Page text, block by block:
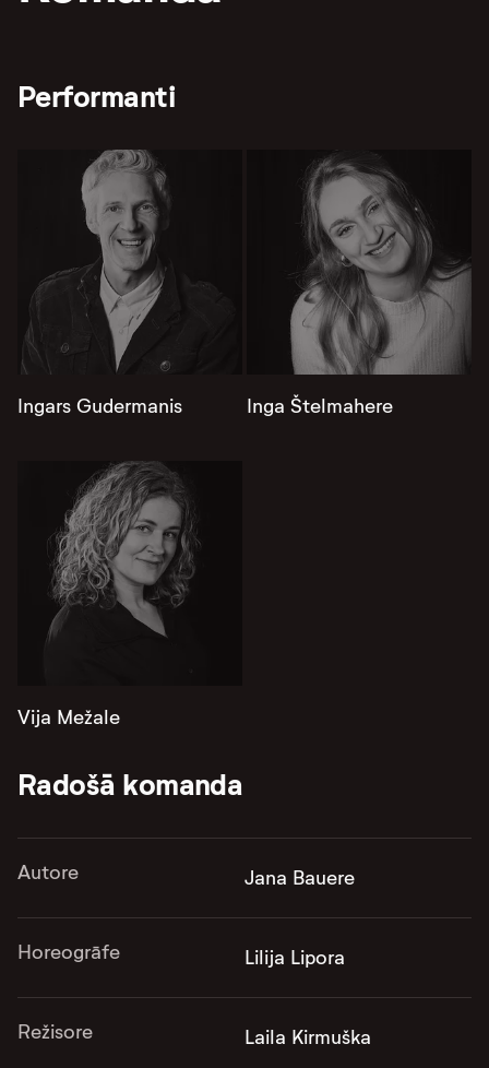
Performanti
Ingars Gudermanis Inga Štelmahere
Vija Mežale
Radošā komanda
Autore Jana Bauere
Horeogrāfe Lilija Lipora
Režisore Laila Kirmuška